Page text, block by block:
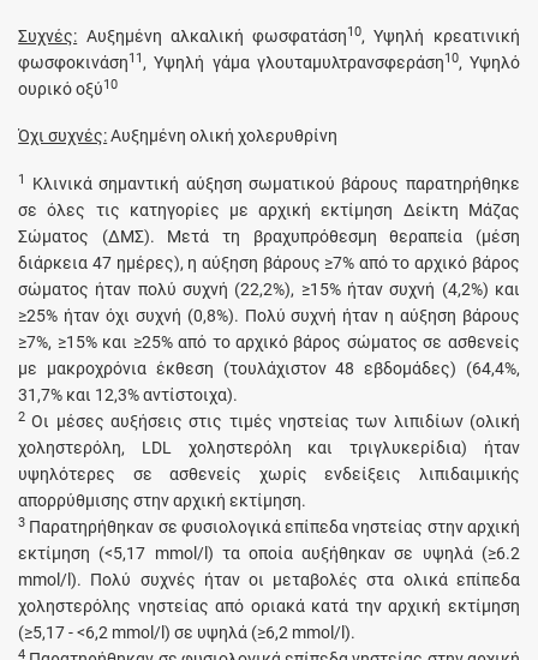
Συχνές: Αυξημένη αλκαλική φωσφατάση10, Υψηλή κρεατινική
φωσφοκινάση11 , Υψηλή γάμα γλουταμυλτρανσφεράση10, Υψηλό
ουρικό οξύ10
Όχι συχνές:Αυξημένη ολική χολερυθρίνη
1
Κλινικά σημαντική αύξηση σωματικού βάρους παρατηρήθηκε
σε όλες τις κατηγορίες με αρχική εκτίμηση Δείκτη Μάζας
Σώματος (ΔΜΣ). Μετά τη βραχυπρόθεσμη θεραπεία (μέση
διάρκεια 47 ημέρες), η αύξηση βάρους ≥7% από το αρχικό βάρος
σώματος ήταν πολύ συχνή (22,2%), ≥15% ήταν συχνή (4,2%) και
≥25% ήταν όχι συχνή (0,8%). Πολύ συχνή ήταν η αύξηση βάρους
≥7%, ≥15% και ≥25% από το αρχικό βάρος σώματος σε ασθενείς
με μακροχρόνια έκθεση (τουλάχιστον 48 εβδομάδες) (64,4%,
31,7% και 12,3% αντίστοιχα).
2 Οι μέσες αυξήσεις στις τιμές νηστείας των λιπιδίων (ολική
χοληστερόλη, LDL χοληστερόλη και τριγλυκερίδια) ήταν
υψηλότερες σε ασθενείς χωρίς ενδείξεις λιπιδαιμικής
απορρύθμισης στην αρχική εκτίμηση.
3 Παρατηρήθηκαν σε φυσιολογικά επίπεδα νηστείας στην αρχική
εκτίμηση (<5,17 mmol/l) τα οποία αυξήθηκαν σε υψηλά (≥6.2
mmol/l). Πολύ συχνές ήταν οι μεταβολές στα ολικά επίπεδα
χοληστερόλης νηστείας από οριακά κατά την αρχική εκτίμηση
(≥5,17 - <6,2 mmol/l) σε υψηλά (≥6,2 mmol/l).
4